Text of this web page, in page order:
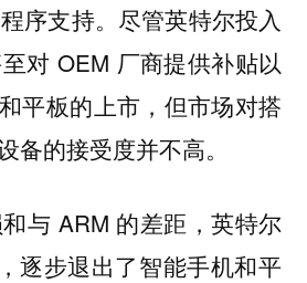
序支持。尽管英特尔投入
对 OEM 厂商提供补贴以
平板的上市，但市场对搭
备的接受度并不高。
与 ARM 的差距，英特尔
逐步退出了智能手机和平